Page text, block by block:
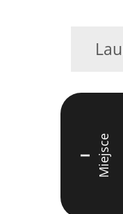
I Miejsce